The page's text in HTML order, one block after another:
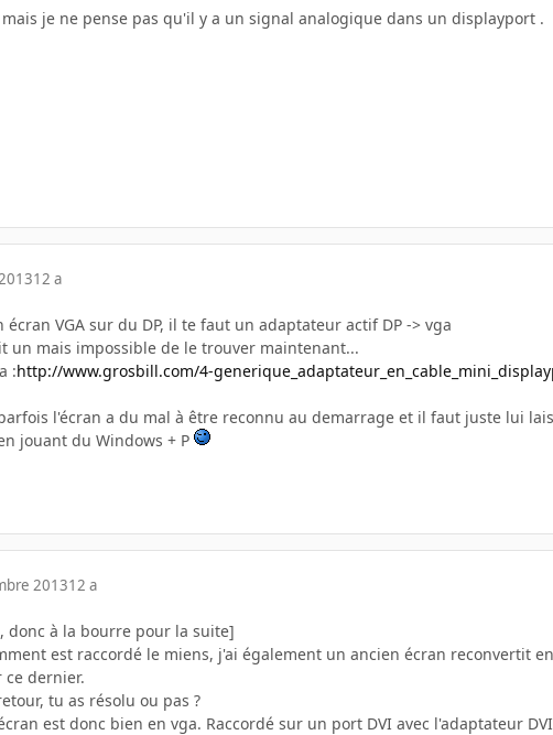
mais je ne pense pas qu'il y a un signal analogique dans un displayport .
12 a
écran VGA sur du DP, il te faut un adaptateur actif DP -> vga
un mais impossible de le trouver maintenant...
:http://www.grosbill.com/4-
l'écran a du mal à être reconnu au demarrage et il faut juste lui
jouant du Windows + P
201312 a
donc à la bourre pour la suite]
est raccordé le miens, j'ai également un ancien écran reconvertit
dernier.
tu as résolu ou pas ?
est donc bien en vga. Raccordé sur un port DVI avec l'adaptateur